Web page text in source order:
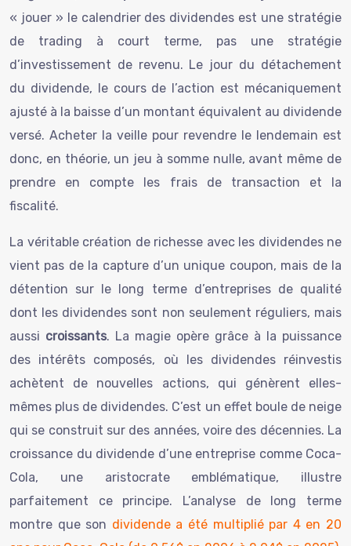
« jouer » le calendrier des dividendes est une stratégie
de trading à court terme, pas une stratégie
d’investissement de revenu. Le jour du détachement
du dividende, le cours de l’action est mécaniquement
ajusté à la baisse d’un montant équivalent au dividende
versé. Acheter la veille pour revendre le lendemain est
donc, en théorie, un jeu à somme nulle, avant même de
prendre en compte les frais de transaction et la
fiscalité.
La véritable création de richesse avec les dividendes ne
vient pas de la capture d’un unique coupon, mais de la
détention sur le long terme d’entreprises de qualité
dont les dividendes sont non seulement réguliers, mais
aussi croissants. La magie opère grâce à la puissance
des intérêts composés, où les dividendes réinvestis
achètent de nouvelles actions, qui génèrent elles-
mêmes plus de dividendes. C’est un effet boule de neige
qui se construit sur des années, voire des décennies. La
croissance du dividende d’une entreprise comme Coca-
Cola, une aristocrate emblématique, illustre
parfaitement ce principe. L’analyse de long terme
montre que son dividende a été multiplié par 4 en 20